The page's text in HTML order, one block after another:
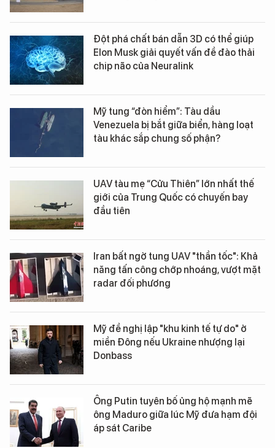
Đột phá chất bán dẫn 3D có thể giúp
Elon Musk giải quyết vấn đề đào thải
chip não của Neuralink
Mỹ tung “đòn hiểm”: Tàu dầu
Venezuela bị bắt giữa biển, hàng loạt
tàu khác sắp chung số phận?
UAV tàu mẹ “Cửu Thiên” lớn nhất thế
giới của Trung Quốc có chuyến bay
đầu tiên
Iran bất ngờ tung UAV "thần tốc": Khả
năng tấn công chớp nhoáng, vượt mặt
radar đối phương
Mỹ đề nghị lập "khu kinh tế tự do" ở
miền Đông nếu Ukraine nhượng lại
Donbass
Ông Putin tuyên bố ủng hộ mạnh mẽ
ông Maduro giữa lúc Mỹ đưa hạm đội
áp sát Caribe